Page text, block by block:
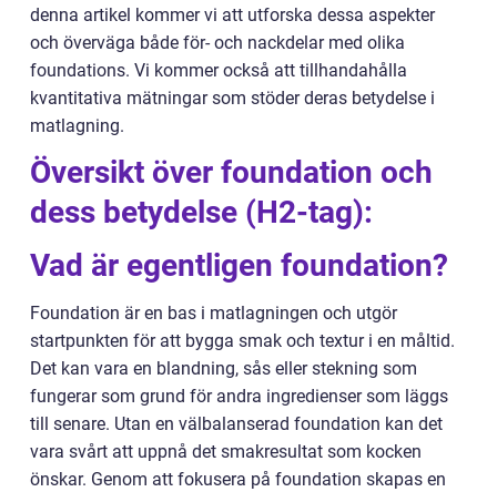
denna artikel kommer vi att utforska dessa aspekter
och överväga både för- och nackdelar med olika
foundations. Vi kommer också att tillhandahålla
kvantitativa mätningar som stöder deras betydelse i
matlagning.
Översikt över foundation och
dess betydelse (H2-tag):
Vad är egentligen foundation?
Foundation är en bas i matlagningen och utgör
startpunkten för att bygga smak och textur i en måltid.
Det kan vara en blandning, sås eller stekning som
fungerar som grund för andra ingredienser som läggs
till senare. Utan en välbalanserad foundation kan det
vara svårt att uppnå det smakresultat som kocken
önskar. Genom att fokusera på foundation skapas en